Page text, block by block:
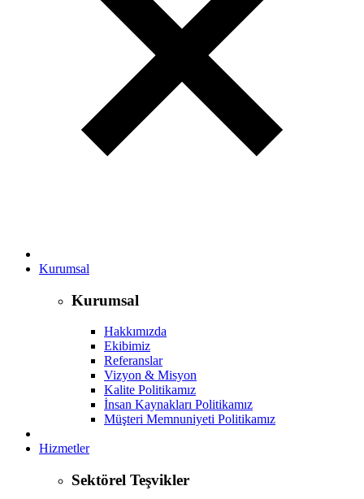
Kurumsal
Kurumsal
Hakkımızda
Ekibimiz
Referanslar
Vizyon & Misyon
Kalite Politikamız
İnsan Kaynakları Politikamız
Müşteri Memnuniyeti Politikamız
Hizmetler
Sektörel Teşvikler